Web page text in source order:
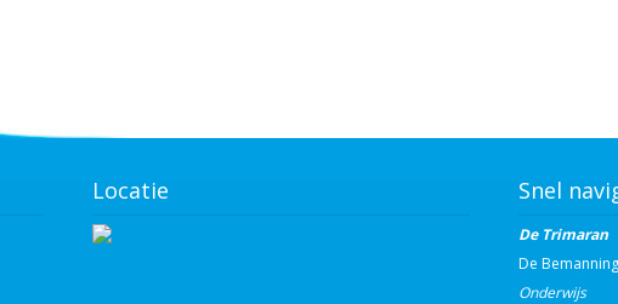
Locatie Snel
De Trimaran
De Bemanning
Onderwijs